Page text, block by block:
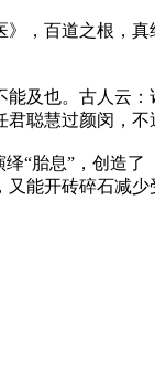
，百道之根，真
及也。古人云：
聪慧过颜闵，不
胎息”，创造了
能开砖碎石减